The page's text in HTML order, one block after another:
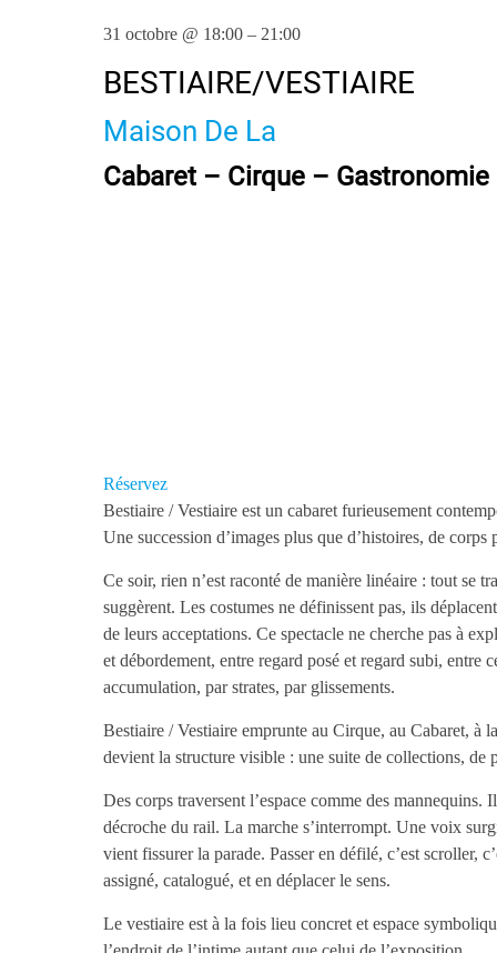
31 octobre @ 18:00 – 21:00
BESTIAIRE/VESTIAIRE
Maison De La
Cabaret – Cirque – Gastronomie
Réservez
Bestiaire / Vestiaire est un cabaret furieusement
Une succession d’images plus que d’histoires, de
Ce soir, rien n’est raconté de manière linéaire : tout se
suggèrent. Les costumes ne définissent pas, ils
de leurs acceptations. Ce spectacle ne cherche pas à
et débordement, entre regard posé et regard subi, entre
accumulation, par strates, par glissements.
Bestiaire / Vestiaire emprunte au Cirque, au Cabaret,
devient la structure visible : une suite de collections, de
Des corps traversent l’espace comme des mannequins.
décroche du rail. La marche s’interrompt. Une voix
vient fissurer la parade. Passer en défilé, c’est scroller,
assigné, catalogué, et en déplacer le sens.
Le vestiaire est à la fois lieu concret et espace